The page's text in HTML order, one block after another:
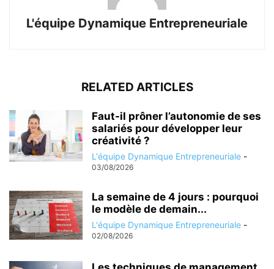
L'équipe Dynamique Entrepreneuriale
RELATED ARTICLES
Faut-il prôner l’autonomie de ses
salariés pour développer leur
créativité ?
L'équipe Dynamique Entrepreneuriale -
03/08/2026
La semaine de 4 jours : pourquoi
le modèle de demain...
L'équipe Dynamique Entrepreneuriale -
02/08/2026